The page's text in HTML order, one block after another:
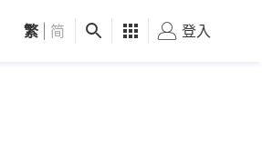
觀點 健康 好食玩飛
繁 简 登入